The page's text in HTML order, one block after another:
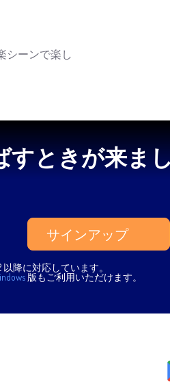
シーンで楽し
ときが来ま
サインアップ
以降に対応しています。
版もご利用いただけます。